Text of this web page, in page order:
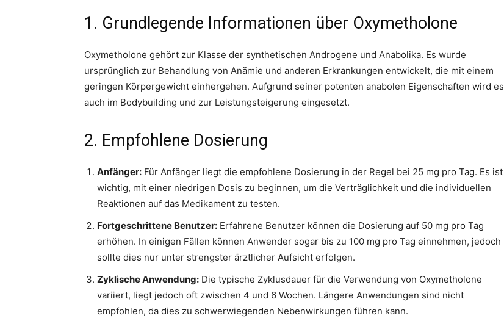
et
1. Grundlegende Informationen über Oxymetholone
Oxymetholone gehört zur Klasse der synthetischen Androgene und Anabolika. Es wurde
ursprünglich zur Behandlung von Anämie und anderen Erkrankungen entwickelt, die mit einem
geringen Körpergewicht einhergehen. Aufgrund seiner potenten anabolen Eigenschaften wird es
auch im Bodybuilding und zur Leistungsteigerung eingesetzt.
2. Empfohlene Dosierung
Anfänger: Für Anfänger liegt die empfohlene Dosierung in der Regel bei 25 mg pro Tag. Es ist
wichtig, mit einer niedrigen Dosis zu beginnen, um die Verträglichkeit und die individuellen
Reaktionen auf das Medikament zu testen.
Fortgeschrittene Benutzer: Erfahrene Benutzer können die Dosierung auf 50 mg pro Tag
erhöhen. In einigen Fällen können Anwender sogar bis zu 100 mg pro Tag einnehmen, jedoch
sollte dies nur unter strengster ärztlicher Aufsicht erfolgen.
Zyklische Anwendung: Die typische Zyklusdauer für die Verwendung von Oxymetholone
variiert, liegt jedoch oft zwischen 4 und 6 Wochen. Längere Anwendungen sind nicht
empfohlen, da dies zu schwerwiegenden Nebenwirkungen führen kann.